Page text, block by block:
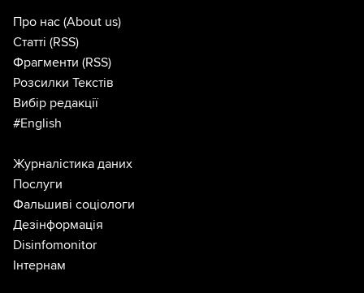
Про нас (About us)
Статті (RSS)
Фрагменти (RSS)
Розсилки Текстів
Вибір редакції
#English
Журналістика даних
Послуги
Фальшиві соціологи
Дезінформація
Disinfomonitor
Інтернам